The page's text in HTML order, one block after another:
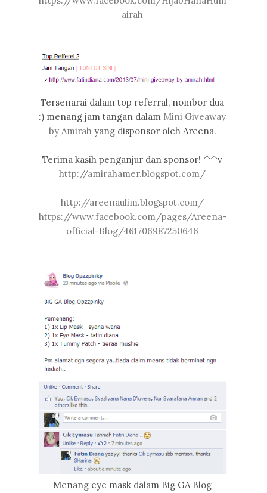
airah
Tersenarai dalam top referral, nombor dua
:) menang jam tangan dalam Mini Giveaway
by Amirahyang disponsor oleh Areena.
Terima kasih penganjur dan sponsor! ^^v
http://amirahamer.blogspot.com/
http://areenaulim.blogspot.com/
https://www.facebook.com/pages/Areena-
official-Blog/461706987250646
Menang eye mask dalam Big GA Blog